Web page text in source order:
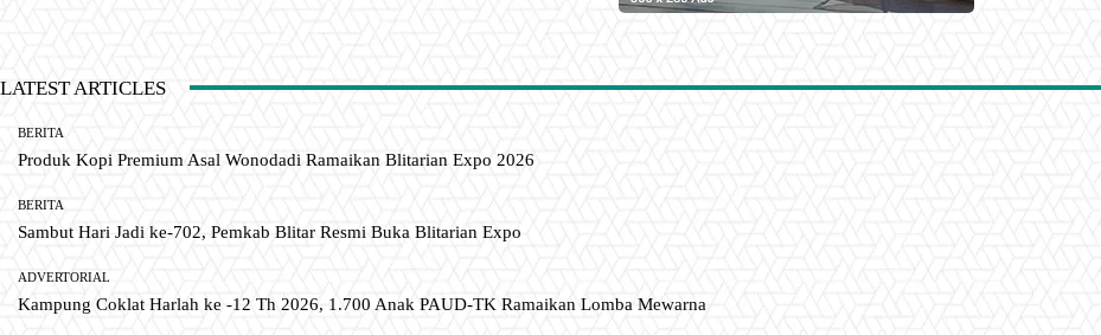
LATEST ARTICLES
BERITA
Produk Kopi Premium Asal Wonodadi Ramaikan Blitarian Expo 2026
BERITA
Sambut Hari Jadi ke-702, Pemkab Blitar Resmi Buka Blitarian Expo
ADVERTORIAL
Kampung Coklat Harlah ke -12 Th 2026, 1.700 Anak PAUD-TK Ramaikan Lomba Mewarna